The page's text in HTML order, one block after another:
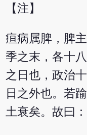
【注】
疸病属脾，脾
季之末，各十
之日也，政治
日之外也。若
土衰矣。故曰：